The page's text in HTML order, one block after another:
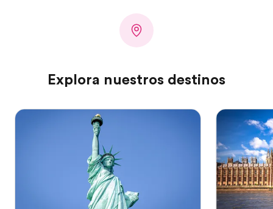
Explora nuestros destinos